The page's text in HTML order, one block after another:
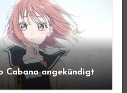
Cabana angekündigt